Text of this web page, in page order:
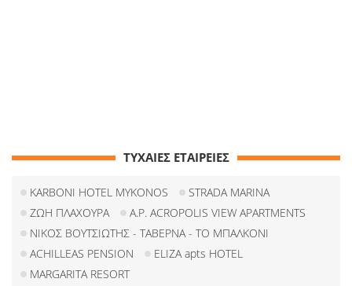
ΤΥΧΑΙΕΣ ΕΤΑΙΡΕΙΕΣ
KARBONI HOTEL MYKONOS
STRADA MARINA
ΖΩΗ ΠΛΑΧΟΥΡΑ
A.P. ACROPOLIS VIEW APARTMENTS
ΝΙΚΟΣ ΒΟΥΤΣΙΩΤΗΣ - ΤΑΒΕΡΝΑ - ΤΟ ΜΠΑΛΚΟΝΙ
ACHILLEAS PENSION
ELIZA apts HOTEL
MARGARITA RESORT